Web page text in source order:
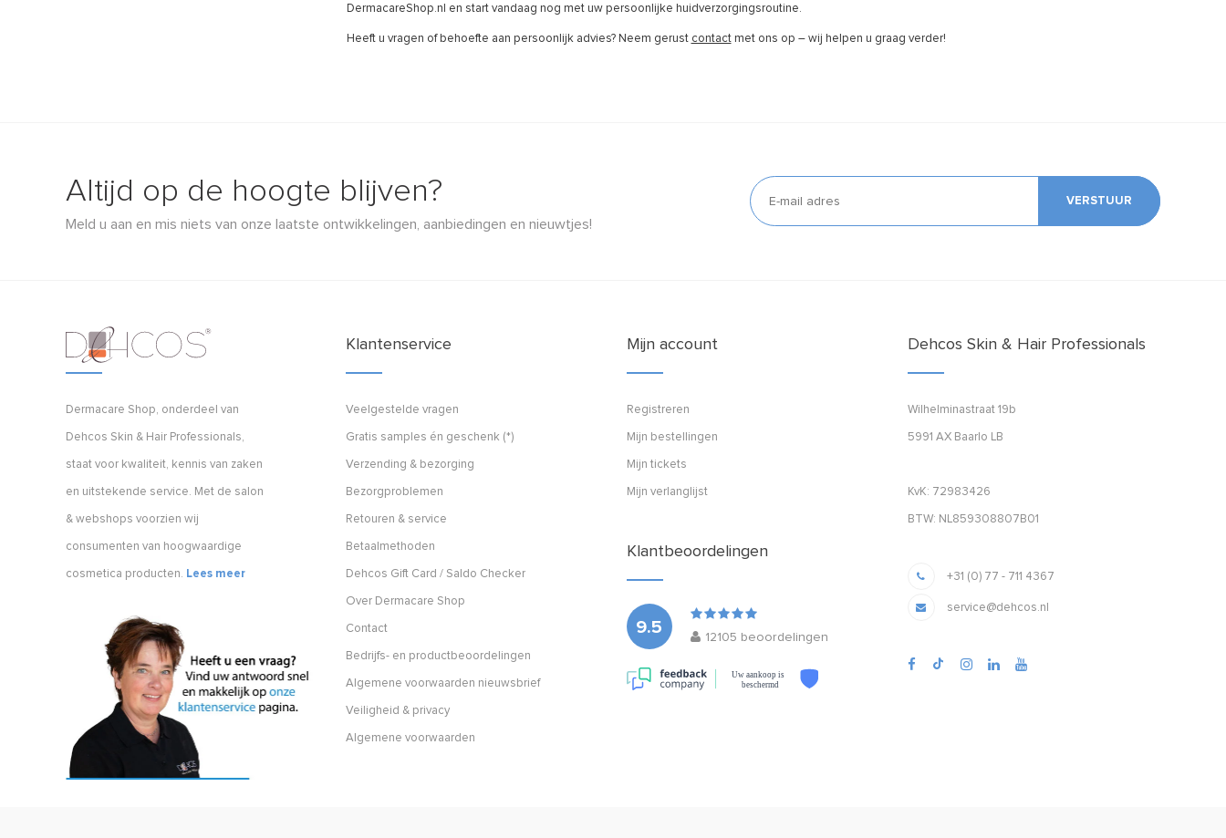
DermacareShop.nl en start vandaag nog met uw persoonlijke huidverzorgingsroutine.
Heeft u vragen of behoefte aan persoonlijk advies? Neem gerust contactmet ons op – wij helpen u graag verder!
Altijd op de hoogte blijven?
Meld u aan en mis niets van onze laatste ontwikkelingen, aanbiedingen en nieuwtjes!
VERSTUUR
Dermacare Shop, onderdeel van
Dehcos Skin & Hair Professionals,
staat voor kwaliteit, kennis van zaken
en uitstekende service. Met de salon
& webshops voorzien wij
consumenten van hoogwaardige
cosmetica producten. Lees meer
Klantenservice
Veelgestelde vragen
Gratis samples én geschenk (*)
Verzending & bezorging
Bezorgproblemen
Retouren & service
Betaalmethoden
Dehcos Gift Card / Saldo Checker
Over Dermacare Shop
Contact
Bedrijfs- en productbeoordelingen
Algemene voorwaarden nieuwsbrief
Veiligheid & privacy
Algemene voorwaarden
Mijn account
Registreren
Mijn bestellingen
Mijn tickets
Mijn verlanglijst
Klantbeoordelingen
9.5
12105 beoordelingen
Uw aankoop is
beschermd
Dehcos Skin & Hair Professionals
Wilhelminastraat 19b
5991 AX Baarlo LB
KvK: 72983426
BTW: NL859308807B01
+31 (0) 77 - 711 4367
service@dehcos.nl